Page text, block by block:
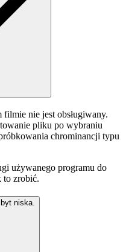
nie jest obsługiwany.
pliku po wybraniu
chrominancji typu
używanego programu do
to zrobić.
niska.